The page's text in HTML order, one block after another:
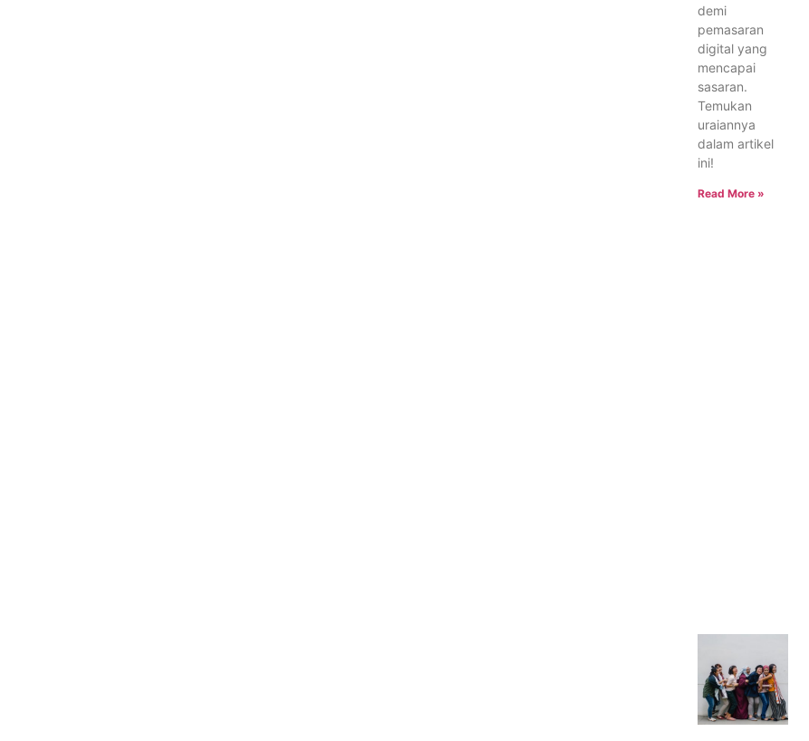
demi
pemasaran
digital yang
mencapai
sasaran.
Temukan
uraiannya
dalam artikel
ini!
Read More »